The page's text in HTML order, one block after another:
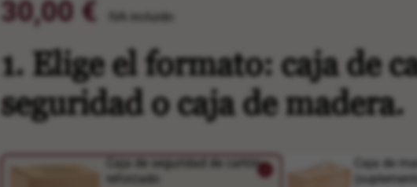
30,00 €
1. Elige el formato: caja de
seguridad o caja de madera.
Caja de seguridad de cartón
reforzado
Caja de